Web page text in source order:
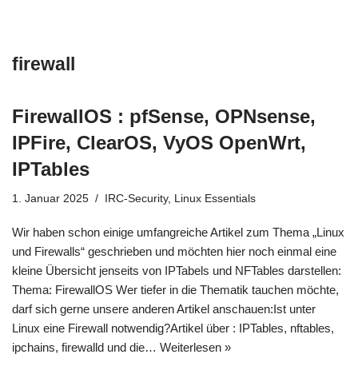
firewall
FirewallOS : pfSense, OPNsense,
IPFire, ClearOS, VyOS OpenWrt,
IPTables
1. Januar 2025 IRC-Security, Linux Essentials
Wir haben schon einige umfangreiche Artikel zum Thema „Linux
und Firewalls“ geschrieben und möchten hier noch einmal eine
kleine Übersicht jenseits von IPTabels und NFTables darstellen:
Thema: FirewallOS Wer tiefer in die Thematik tauchen möchte,
darf sich gerne unsere anderen Artikel anschauen:Ist unter
Linux eine Firewall notwendig?Artikel über : IPTables, nftables,
ipchains, firewalld und die… Weiterlesen »